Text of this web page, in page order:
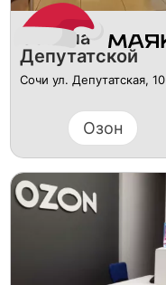
Озон на
Депутатской
Сочи ул. Депутатская, 10
Озон